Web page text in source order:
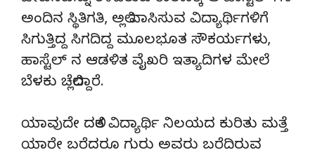
ಅಂದಿನ ಸ್ಥಿತಿಗತಿ, ಅಲ್ಲಿ ವಾಸಿಸುವ ವಿದ್ಯಾರ್ಥಿಗಳಿಗೆ
ಸಿಗುತ್ತಿದ್ದ ಸಿಗದಿದ್ದ ಮೂಲಭೂತ ಸೌಕರ್ಯಗಳು,
ಹಾಸ್ಟೆಲ್ ನ ಆಡಳಿತ ವೈಖರಿ ಇತ್ಯಾದಿಗಳ ಮೇಲೆ
ಬೆಳಕು ಚೆಲ್ಲಿದ್ದಾರೆ.
ಯಾವುದೇ ದಲಿತ ವಿದ್ಯಾರ್ಥಿ ನಿಲಯದ ಕುರಿತು ಮತ್ತೆ
ಯಾರೇ ಬರೆದರೂ ಗುರು ಅವರು ಬರೆದಿರುವ